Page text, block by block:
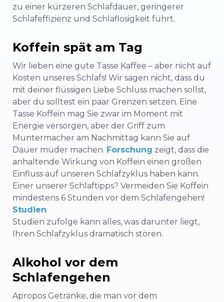
zu einer kürzeren Schlafdauer, geringerer
Schlafeffizienz und Schlaflosigkeit führt.
Koffein spät am Tag
Wir lieben eine gute Tasse Kaffee – aber nicht auf
Kosten unseres Schlafs! Wir sagen nicht, dass du
mit deiner flüssigen Liebe Schluss machen sollst,
aber du solltest ein paar Grenzen setzen. Eine
Tasse Koffein mag Sie zwar im Moment mit
Energie versorgen, aber der Griff zum
Muntermacher am Nachmittag kann Sie auf
Dauer müder machen. Forschung zeigt, dass die
anhaltende Wirkung von Koffein einen großen
Einfluss auf unseren Schlafzyklus haben kann.
Einer unserer Schlaftipps? Vermeiden Sie Koffein
mindestens 6 Stunden vor dem Schlafengehen!
Studien
Studien zufolge kann alles, was darunter liegt,
Ihren Schlafzyklus dramatisch stören.
Alkohol vor dem
Schlafengehen
Apropos Getränke, die man vor dem